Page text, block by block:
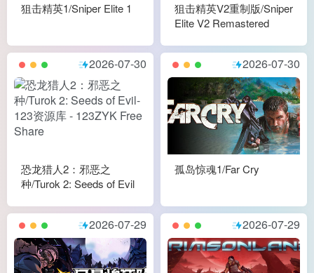
狙击精英1/Sniper Elite 1
狙击精英V2重制版/Sniper
Elite V2 Remastered
2026-07-30
恐龙猎人2：邪恶之
种/Turok 2: Seeds of Evil
2026-07-30
孤岛惊魂1/Far Cry
2026-07-29 2026-07-29